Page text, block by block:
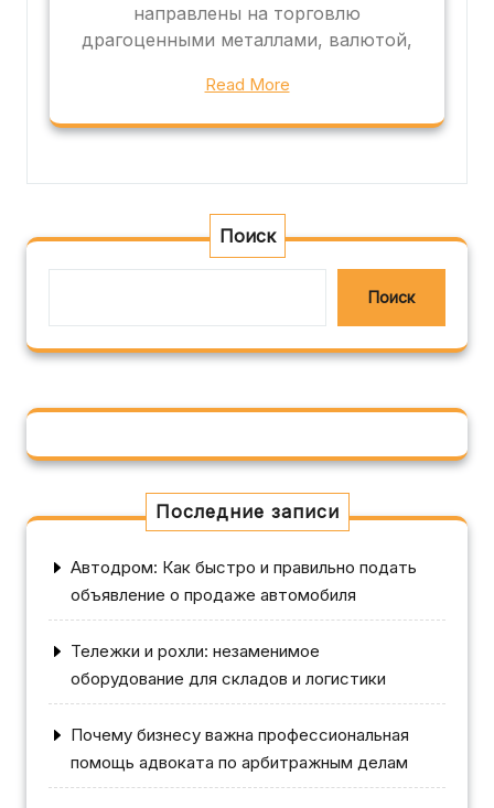
направлены на торговлю
драгоценными металлами, валютой,
Read More
Поиск
Поиск
Последние записи
Автодром: Как быстро и правильно подать
объявление о продаже автомобиля
Тележки и рохли: незаменимое
оборудование для складов и логистики
Почему бизнесу важна профессиональная
помощь адвоката по арбитражным делам